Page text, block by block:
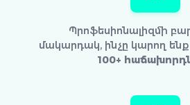
Պրոֆեսիոնալիզմի
մակարդակ, ինչը կարող
100+